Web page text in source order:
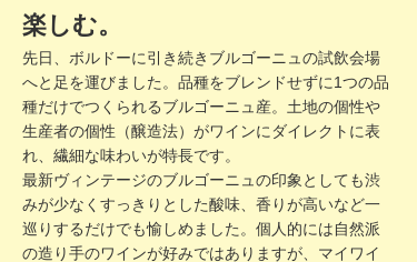
楽しむ。
先日、ボルドーに引き続きブルゴーニュの試飲会場
へと足を運びました。品種をブレンドせずに1つの品
種だけでつくられるブルゴーニュ産。土地の個性や
生産者の個性（醸造法）がワインにダイレクトに表
れ、繊細な味わいが特長です。
最新ヴィンテージのブルゴーニュの印象としても渋
みが少なくすっきりとした酸味、香りが高いなど一
巡りするだけでも愉しめました。個人的には自然派
の造り手のワインが好みではありますが、マイワイ